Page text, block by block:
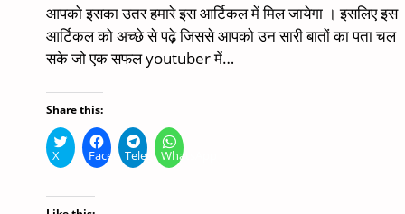
आपको इसका उतर हमारे इस आर्टिकल में मिल जायेगा । इसलिए इस
आर्टिकल को अच्छे से पढ़े जिससे आपको उन सारी बातों का पता चल
सके जो एक सफल youtuber में…
Share this:
X FacebookTelegramWhatsApp